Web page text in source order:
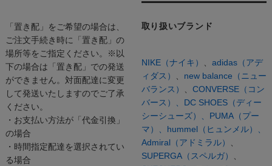
「置き配」をご希望の場合は、
ご注文手続き時に「置き配」の
場所等をご指定ください。※以
下の場合は「置き配」での発送
ができません。対面配達に変更
して発送いたしますのでご了承
ください。
・お支払い方法が「代金引換」
の場合
・時間指定配達を選択されてい
る場合
取り扱いブランド
NIKE（ナイキ）
adidas（アデ
ィダス）
new balance（ニュー
バランス）
CONVERSE（コン
バース）、 DC SHOES（ディー
シーシューズ）、 PUMA（プー
マ）、 hummel（ヒュンメル）、
Admiral（アドミラル）
SUPERGA（スペルガ）